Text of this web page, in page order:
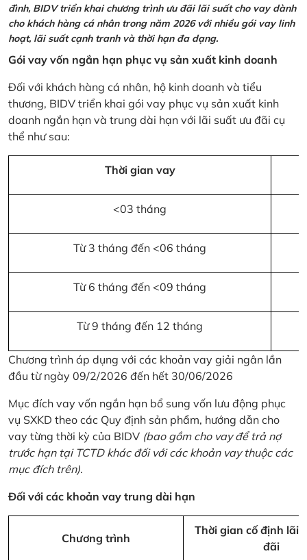
đình, BIDV triển khai chương trình ưu đãi lãi suất cho vay dành
cho khách hàng cá nhân trong năm 2026 với nhiều gói vay linh
hoạt, lãi suất cạnh tranh và thời hạn đa dạng.
Gói vay vốn ngắn hạn phục vụ sản xuất kinh doanh
Đối với khách hàng cá nhân, hộ kinh doanh và tiểu
thương, BIDV triển khai gói vay phục vụ sản xuất kinh
doanh ngắn hạn và trung dài hạn với lãi suất ưu đãi cụ
thể như sau:
Thời gian vay
<03 tháng
Từ 3 tháng đến <06 tháng
Từ 6 tháng đến <09 tháng
Từ 9 tháng đến 12 tháng
Chương trình áp dụng với các khoản vay giải ngân lần
đầu từ ngày 09/2/2026 đến hết 30/06/2026
Mục đích vay vốn ngắn hạn bổ sung vốn lưu động phục
vụ SXKD theo các Quy định sản phẩm, hướng dẫn cho
vay từng thời kỳ của BIDV (bao gồm cho vay để trả nợ
trước hạn tại TCTD khác đối với các khoản vay thuộc các
mục đích trên).
Đối với các khoản vay trung dài hạn
Chương trình
Thời gian cố định lãi
đãi